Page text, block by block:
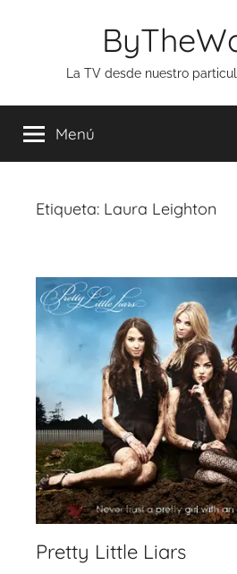
La TV desde nuestro
Menú
Etiqueta: Laura Leighton
Pretty Little Liars